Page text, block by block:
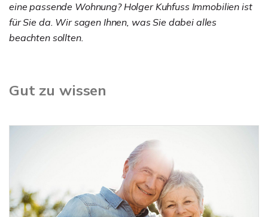
eine passende Wohnung? Holger Kuhfuss Immobilien ist
für Sie da. Wir sagen Ihnen, was Sie dabei alles
beachten sollten.
Gut zu wissen